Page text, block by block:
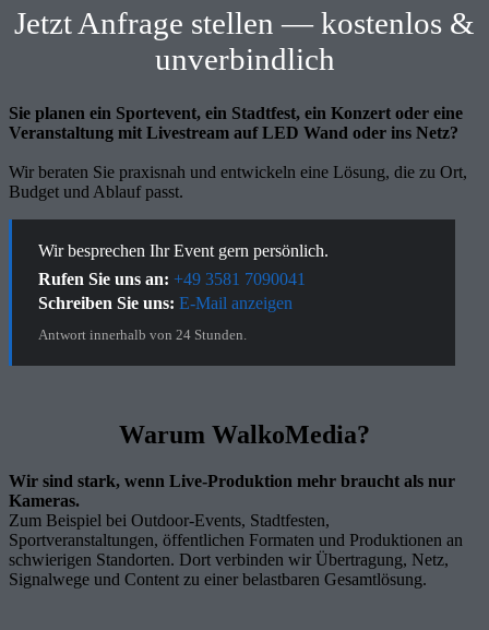
Jetzt Anfrage stellen — kostenlos &
unverbindlich
Sie planen ein Sportevent, ein Stadtfest, ein Konzert oder eine
Veranstaltung mit Livestream auf LED Wand oder ins Netz?
Wir beraten Sie praxisnah und entwickeln eine Lösung, die zu Ort,
Budget und Ablauf passt.
Wir besprechen Ihr Event gern persönlich.
Rufen Sie uns an: +49 3581 7090041
Schreiben Sie uns: E-Mail anzeigen
Antwort innerhalb von 24 Stunden.
Warum WalkoMedia?
Wir sind stark, wenn Live-Produktion mehr braucht als nur
Kameras.
Zum Beispiel bei Outdoor-Events, Stadtfesten,
Sportveranstaltungen, öffentlichen Formaten und Produktionen an
schwierigen Standorten. Dort verbinden wir Übertragung, Netz,
Signalwege und Content zu einer belastbaren Gesamtlösung.